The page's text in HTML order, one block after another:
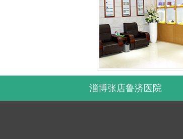
淄博张店鲁济医院